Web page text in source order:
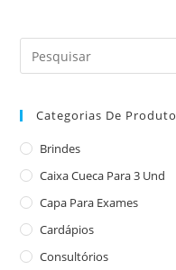
Categorias De Produto
Brindes
Caixa Cueca Para 3 Und
Capa Para Exames
Cardápios
Consultórios